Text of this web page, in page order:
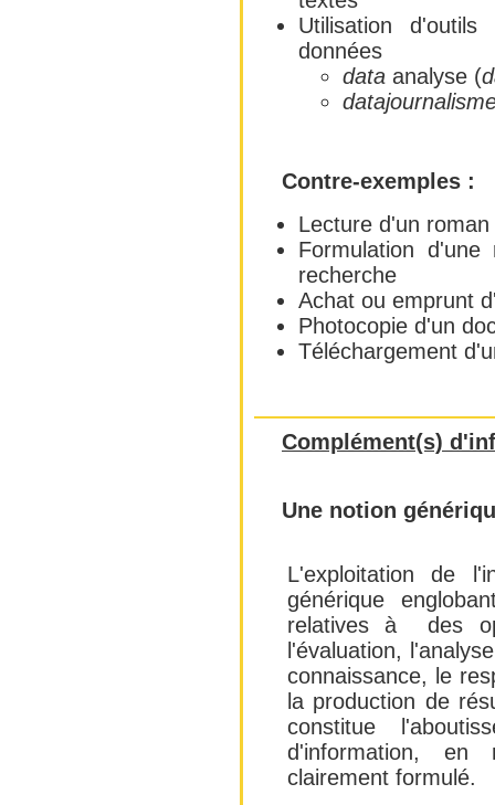
Utilisation d'outils
données
data analyse (
Contre-exemples :
Lecture d'un roman
Formulation
recherche
Achat ou emprunt
Photocopie d'un
Téléchargement
Complément(s)
Une notion
L'exploitation de
générique
relatives à des
l'évaluation,
connaissance, le
la production de
constitue
d'information,
clairement formulé.